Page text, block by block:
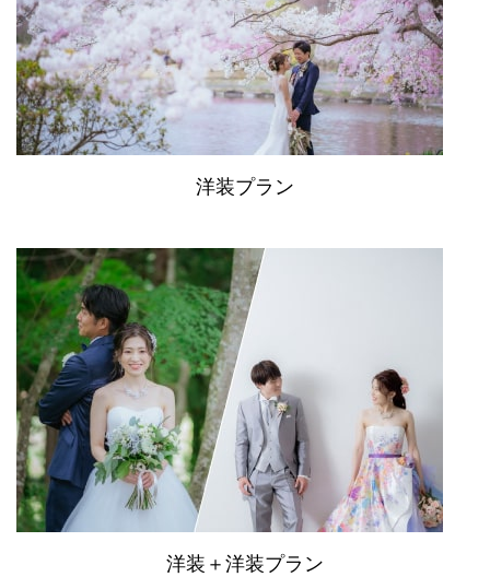
洋装プラン
洋装＋洋装プラン